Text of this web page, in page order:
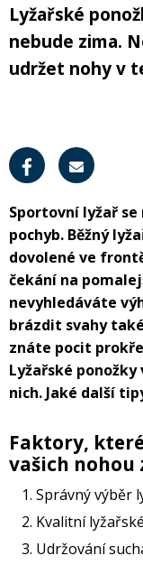
Vesty
Trička
Letní
Láhve
Pásky
Plavání
Zima
Autostany
Skialpy
léto zima
KolaKola
krátkodobé
léto–
nové trasy.
Lyžařské
nebude zima.
udržet nohy v
Sportovní lyžař
pochyb. Běžný
dovolené ve
čekání na
nevyhledáváte
brázdit svahy
znáte pocit
Lyžařské
nich. Jaké další
Faktory,
vašich nohou
Správný výběr
Kvalitní
Udržování